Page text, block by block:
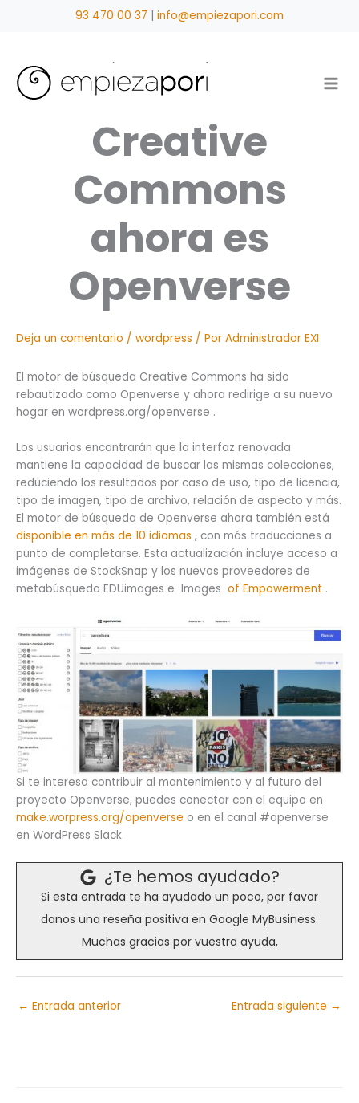
93 470 00 37 | info@empiezapori.com
Creative
Commons
ahora es
Openverse
Deja un comentario / wordpress / Por Administrador EXI
El motor de búsqueda Creative Commons ha sido
rebautizado como Openverse y ahora redirige a su nuevo
hogar en wordpress.org/openverse .
Los usuarios encontrarán que la interfaz renovada
mantiene la capacidad de buscar las mismas colecciones,
reduciendo los resultados por caso de uso, tipo de licencia,
tipo de imagen, tipo de archivo, relación de aspecto y más.
El motor de búsqueda de Openverse ahora también está
disponible en más de 10 idiomas , con más traducciones a
punto de completarse. Esta actualización incluye acceso a
imágenes de StockSnap y los nuevos proveedores de
metabúsqueda EDUimages e Images of Empowerment .
Si te interesa contribuir al mantenimiento y al futuro del
proyecto Openverse, puedes conectar con el equipo en
make.worpress.org/openverse o en el canal #openverse
en WordPress Slack.
¿Te hemos ayudado?
Si esta entrada te ha ayudado un poco, por favor
danos una reseña positiva en Google MyBusiness.
Muchas gracias por vuestra ayuda,
← Entrada anterior Entrada siguiente →